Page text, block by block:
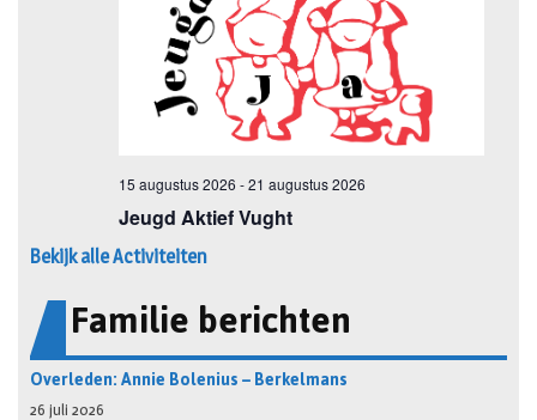
Bekijk alle Activiteiten
Familie berichten
Overleden: Annie Bolenius – Berkelmans
26 juli 2026